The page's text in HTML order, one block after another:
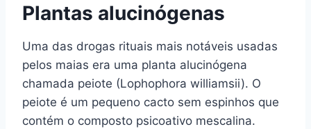
Plantas alucinógenas
Uma das drogas rituais mais notáveis usadas
pelos maias era uma planta alucinógena
chamada peiote (Lophophora williamsii). O
peiote é um pequeno cacto sem espinhos que
contém o composto psicoativo mescalina.